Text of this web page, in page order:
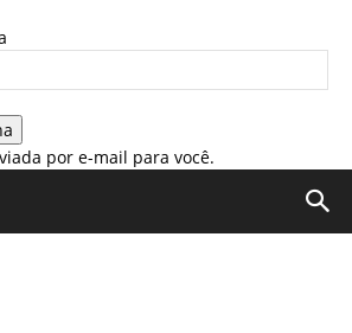
por e-mail para você.